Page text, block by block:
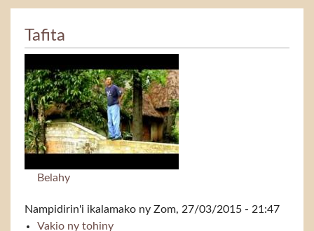
Tafita
Belahy
Nampidirin'i ikalamako ny Zom, 27/03/2015 - 21:47
Vakio ny tohinyTafita